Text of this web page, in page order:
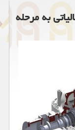
به مرحله